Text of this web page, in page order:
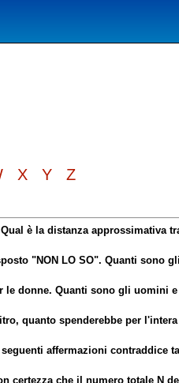
X Y Z
è la distanza approssimativa
"NON LO SO". Quanti sono
le donne. Quanti sono gli uomini
quanto spenderebbe per
affermazioni contraddice
certezza che il numero totale N